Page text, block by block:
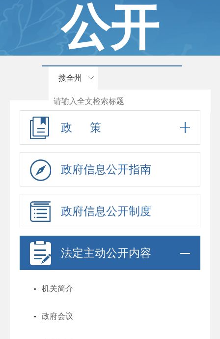
公开
搜全州
政 策
政府信息公开指南
政府信息公开制度
法定主动公开内容
机关简介
政府会议